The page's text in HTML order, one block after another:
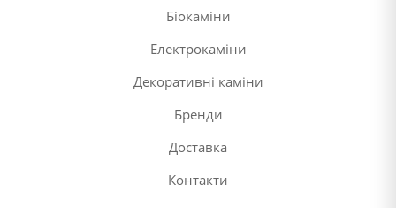
Біокаміни
Електрокаміни
Декоративні каміни
Бренди
Доставка
Контакти